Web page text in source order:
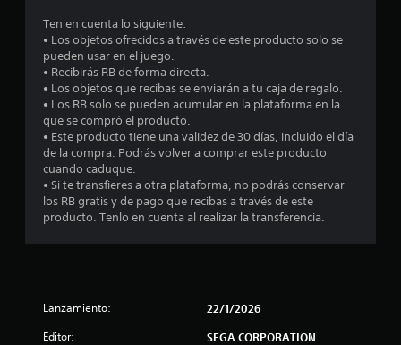
Ten en cuenta lo siguiente:
• Los objetos ofrecidos a través de este producto solo se
pueden usar en el juego.
• Recibirás RB de forma directa.
• Los objetos que recibas se enviarán a tu caja de regalo.
• Los RB solo se pueden acumular en la plataforma en la
que se compró el producto.
• Este producto tiene una validez de 30 días, incluido el día
de la compra. Podrás volver a comprar este producto
cuando caduque.
• Si te transfieres a otra plataforma, no podrás conservar
los RB gratis y de pago que recibas a través de este
producto. Tenlo en cuenta al realizar la transferencia.
Lanzamiento: 22/1/2026
Editor: SEGA CORPORATION